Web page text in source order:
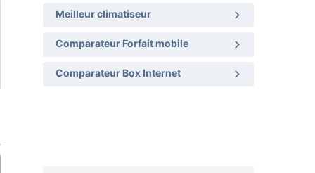
Meilleur climatiseur
Comparateur Forfait mobile
Comparateur Box Internet